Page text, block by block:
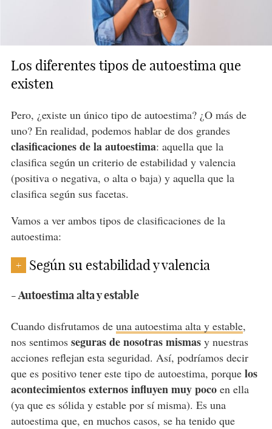
Los diferentes tipos de autoestima que
existen
Pero, ¿existe un único tipo de autoestima? ¿O más de
uno? En realidad, podemos hablar de dos grandes
clasificaciones de la autoestima: aquella que la
clasifica según un criterio de estabilidad y valencia
(positiva o negativa, o alta o baja) y aquella que la
clasifica según sus facetas.
Vamos a ver ambos tipos de clasificaciones de la
autoestima:
+ Según su estabilidad y valencia
- Autoestima alta y estable
Cuando disfrutamos de una autoestima alta y estable,
nos sentimos seguras de nosotras mismasy nuestras
acciones reflejan esta seguridad. Así, podríamos decir
que es positivo tener este tipo de autoestima, porque los
acontecimientos externos influyen muy pocoen ella
(ya que es sólida y estable por sí misma). Es una
autoestima que, en muchos casos, se ha tenido que